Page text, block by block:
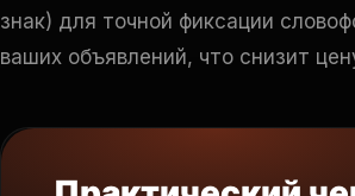
знак) для точной фиксации
ваших объявлений, что снизит